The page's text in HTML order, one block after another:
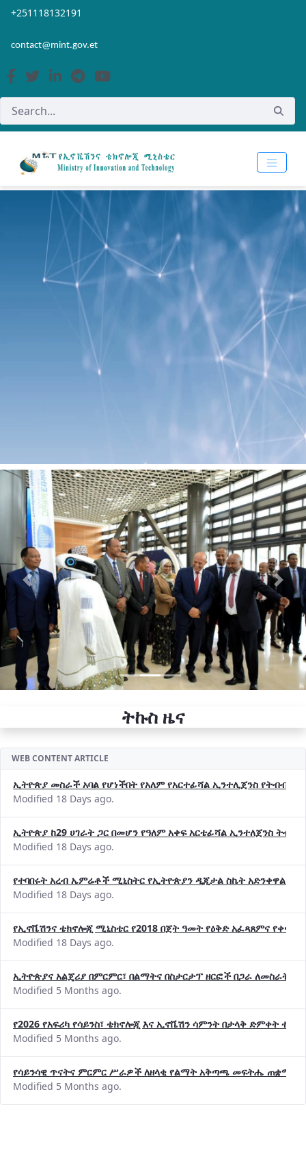
Skip to Main Content
Open Accessibility Menu
+251118132191
contact@mint.gov.et
Previous Next
ትኩስ ዜና
WEB CONTENT ARTICLE
ኢትዮጵያ መስራች አባል የሆነችበት የአለም የአርተፊሻል ኢንተሊጀንስ የትብብር
Modified 18 Days ago.
ኢትዮጵያ ከ29 ሀገራት ጋር በመሆን የዓለም አቀፍ አርቴፊሻል ኢንተለጀንስ
Modified 18 Days ago.
የተባበሩት አረብ ኤምሬቶች ሚኒስትር የኢትዮጵያን ዲጂታል ስኬት አድንቀዋል
Modified 18 Days ago.
የኢኖቬሽንና ቴክኖሎጂ ሚኒስቴር የ2018 በጀት ዓመት የዕቅድ አፈጻጸምና
Modified 18 Days ago.
ኢትዮጵያና አልጄሪያ በምርምር፣ በልማትና በስታርታፕ ዘርፎች በጋራ ለመስራት
Modified 5 Months ago.
የ2026 የአፍሪካ የሳይንስ፣ ቴክኖሎጂ እና ኢኖቬሽን ሳምንት በታላቅ ድምቀት
Modified 5 Months ago.
የሳይንሳዊ ጥናትና ምርምር ሥራዎች ለዘላቂ የልማት አቅጣጫ መፍትሔ ጠቋሚ
Modified 5 Months ago.